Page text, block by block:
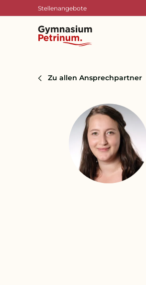
Stellenangebote
Zu allen Ansprechpartner